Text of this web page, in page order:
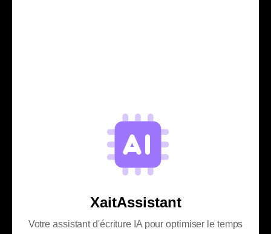
XaitAssistant
Votre assistant d'écriture IA pour optimiser le temps